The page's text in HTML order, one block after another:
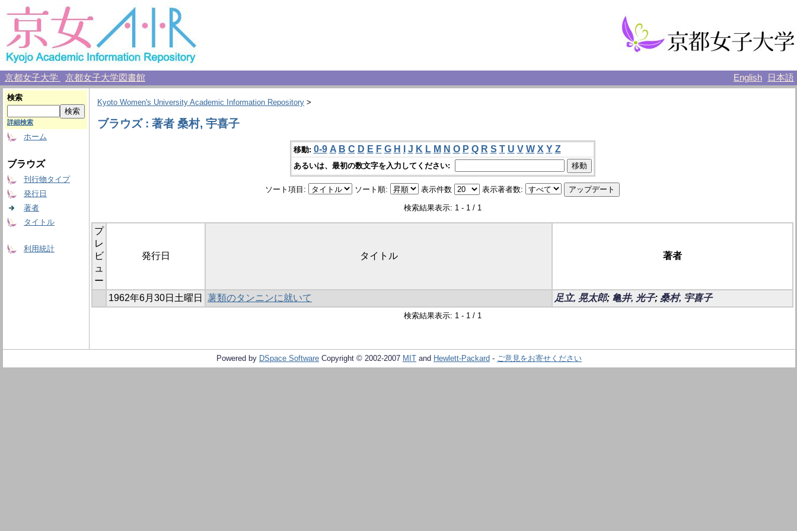
京都女子大学 京都女子大学図書館 English 日本語
検索
詳細検索
ホーム
ブラウズ
刊行物タイプ
発行日
著者
タイトル
利用統計
Kyoto Women's University Academic Information Repository >
ブラウズ : 著者 桑村, 宇喜子
移動: 0-9 A B C D E F G H J K L M N O P Q R S T U V W X Y Z
あるいは、最初の数文字を入力してください:
ソート項目: ソート順: 表示件数 表示著者数:
検索結果表示: 1 - 1 / 1
プ
レ
ビ
ュ
ー
発行日 タイトル 著者
1962年6月30日土曜日 薯類のタンニンに就いて 足立, 晃太郎; 亀井, 光子; 桑村, 宇喜子
検索結果表示: 1 - 1 / 1
Powered by DSpace Software Copyright © 2002-2007 MIT and Hewlett-Packard - ご意見をお寄せください